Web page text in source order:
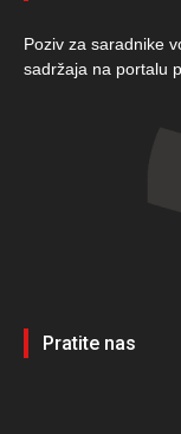
Poziv za saradnike
sadržaja na portalu
Pratite nas